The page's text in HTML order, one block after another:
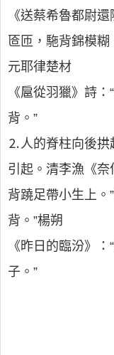
《送蔡希魯都尉
匼匝，駞背錦模糊
元耶律楚材
《扈從羽獵》詩
背。”
⒉人的脊柱向後拱
引起。清李漁《奈
背蹺足帶小生上。
背。”楊朔
《昨日的臨汾》
子。”